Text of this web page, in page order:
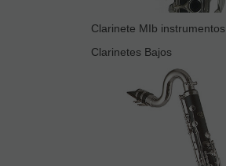
Clarinete MIb instrumentos
Clarinetes Bajos